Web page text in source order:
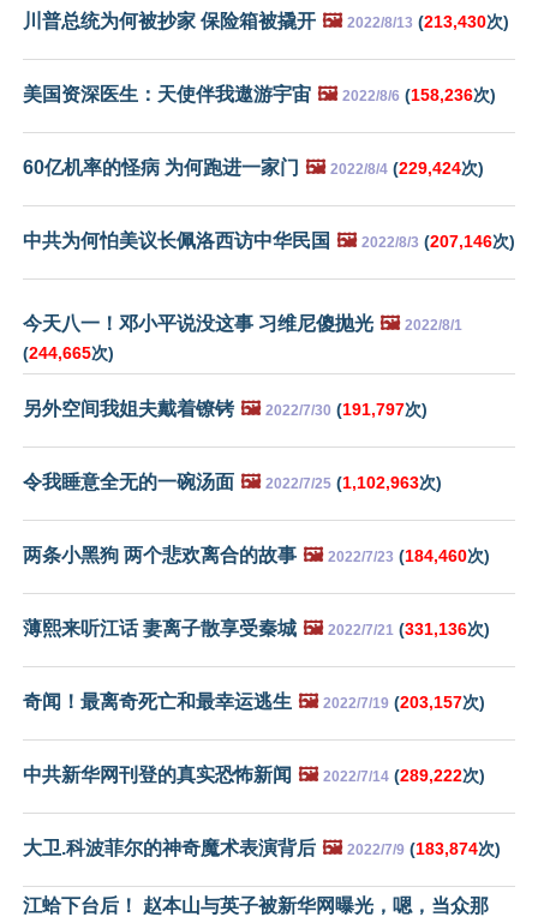
川普总统为何被抄家 保险箱被撬开 🖼️ 2022/8/13 (213,430次)
美国资深医生：天使伴我遨游宇宙 🖼️ 2022/8/6 (158,236次)
60亿机率的怪病 为何跑进一家门 🖼️ 2022/8/4 (229,424次)
中共为何怕美议长佩洛西访中华民国 🖼️ 2022/8/3 (207,146次)
今天八一！邓小平说没这事 习维尼傻抛光 🖼️ 2022/8/1
(244,665次)
另外空间我姐夫戴着镣铐 🖼️ 2022/7/30 (191,797次)
令我睡意全无的一碗汤面 🖼️ 2022/7/25 (1,102,963次)
两条小黑狗 两个悲欢离合的故事 🖼️ 2022/7/23 (184,460次)
薄熙来听江话 妻离子散享受秦城 🖼️ 2022/7/21 (331,136次)
奇闻！最离奇死亡和最幸运逃生 🖼️ 2022/7/19 (203,157次)
中共新华网刊登的真实恐怖新闻 🖼️ 2022/7/14 (289,222次)
大卫.科波菲尔的神奇魔术表演背后 🖼️ 2022/7/9 (183,874次)
江蛤下台后！ 赵本山与英子被新华网曝光，嗯，当众那